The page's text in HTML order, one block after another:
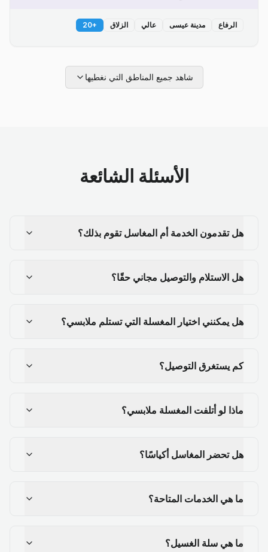
الرفاع مدينة عيسى عالي الزلاق +
20
شاهد جميع المناطق التي نغطيها
الأسئلة الشائعة
هل تقدمون الخدمة أم المغاسل تقوم بذلك؟
هل الاستلام والتوصيل مجاني حقًا؟
هل يمكنني اختيار المغسلة التي تستلم ملابسي؟
كم يستغرق التوصيل؟
ماذا لو أتلفت المغسلة ملابسي؟
هل تحضر المغاسل أكياسًا؟
ما هي الخدمات المتاحة؟
ما هي سلة الغسيل؟